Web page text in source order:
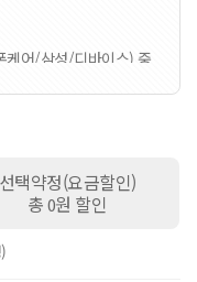
어/삼성/디바이스) 중
/ 공유데이터
어링 1회선 무료 / 스
쿨덤(공유데이터 2배
세이하 가입시 Y덤(공
선택약정(요금할인)
총0원 할인